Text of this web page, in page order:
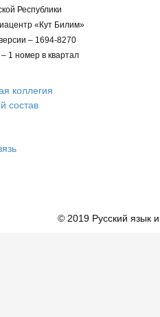
Республики
«Кут Билим»
– 1694-8270
1 номер в квартал
коллегия
состав
© 2019 Русский язык